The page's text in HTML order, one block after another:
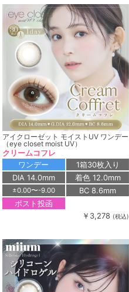
アイクローゼット モイストUV ワンデー
（eye closet moist UV）
クリームコフレ
ワンデー
1箱30枚入り
DIA 14.0mm
着色 12.0mm
±0.00〜-9.00
BC 8.6mm
ポスト投函
￥3,278 (税込)